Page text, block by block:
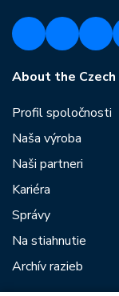
About the
Profil spoločnosti
Naša výroba
Naši partneri
Kariéra
Správy
Na stiahnutie
Archív razieb